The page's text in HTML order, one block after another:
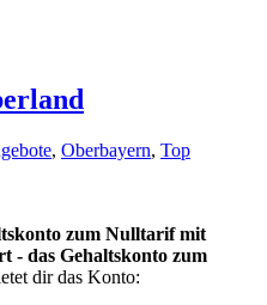
, Oberbayern, Top
zum Nulltarif mit
- das Gehaltskonto zum
dir das Konto: